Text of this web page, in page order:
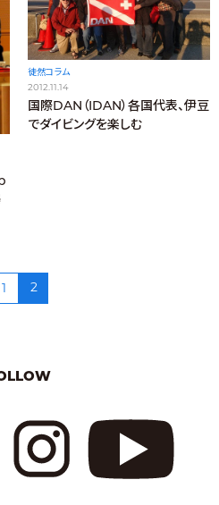
徒然コラム
2012.11.14
国際DAN（IDAN）各国代表、伊豆
でダイビングを楽しむ
1 2